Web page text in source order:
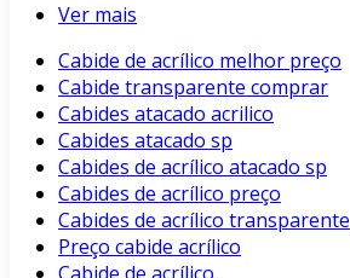
Ver mais
Cabide de acrílico melhor preço
Cabide transparente comprar
Cabides atacado acrilico
Cabides atacado sp
Cabides de acrílico atacado sp
Cabides de acrílico preço
Cabides de acrílico transparente
Preço cabide acrílico